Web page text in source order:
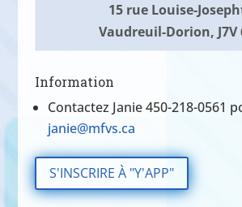
15 rue Louise-
Vaudreuil-Dorion, J7V
Information
Contactez Janie 450-218-0561
janie@mfvs.ca
S'INSCRIRE À "Y'APP"